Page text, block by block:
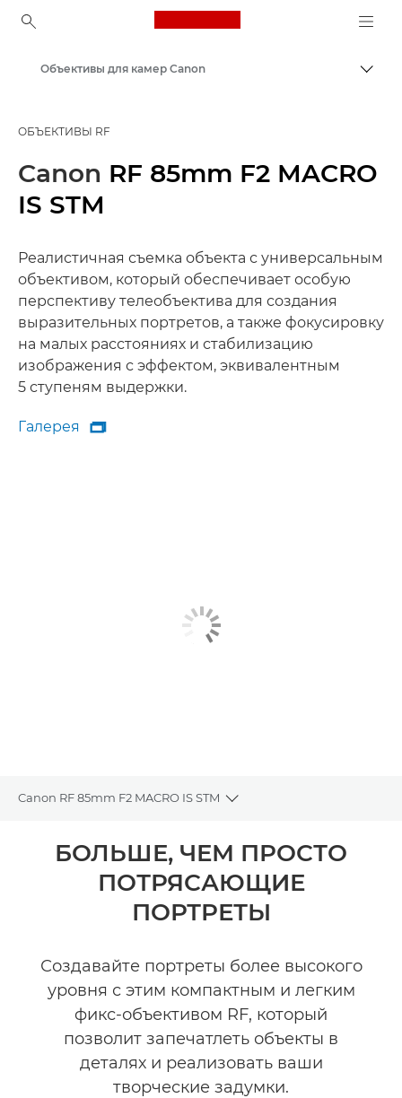
Canon Logo, back to
Объективы для камер Canon
ОБЪЕКТИВЫ RF
Canon RF 85mm F2 MACRO
IS STM
Реалистичная съемка объекта с универсальным
объективом, который обеспечивает особую
перспективу телеобъектива для создания
выразительных портретов, а также фокусировку
на малых расстояниях и стабилизацию
изображения с эффектом, эквивалентным
5 ступеням выдержки.
Галерея
Галерея

Canon RF 85mm F2 MACRO IS STM
Toggle breadcrumbs
Общая информация
Технические характеристики
БОЛЬШЕ, ЧЕМ ПРОСТО
ПОТРЯСАЮЩИЕ
ПОРТРЕТЫ
Создавайте портреты более высокого
уровня с этим компактным и легким
фикс-объективом RF, который
позволит запечатлеть объекты в
деталях и реализовать ваши
творческие задумки.